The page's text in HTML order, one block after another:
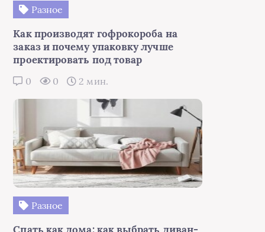
Разное
Как производят гофрокороба на
заказ и почему упаковку лучше
проектировать под товар
0 0 2 мин.
Разное